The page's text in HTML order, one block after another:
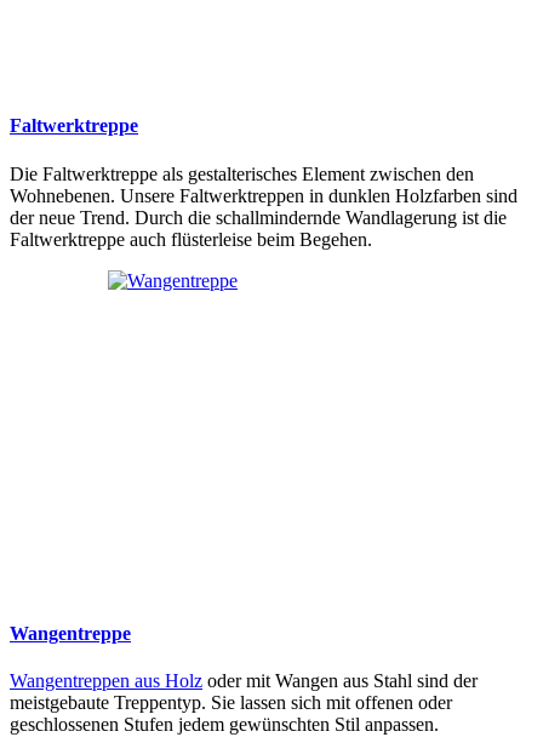
Faltwerktreppe
Die Faltwerktreppe als gestalterisches Element zwischen den
Wohnebenen. Unsere Faltwerktreppen in dunklen Holzfarben sind
der neue Trend. Durch die schallmindernde Wandlagerung ist die
Faltwerktreppe auch flüsterleise beim Begehen.
Wangentreppe
Wangentreppen aus Holz oder mit Wangen aus Stahl sind der
meistgebaute Treppentyp. Sie lassen sich mit offenen oder
geschlossenen Stufen jedem gewünschten Stil anpassen.